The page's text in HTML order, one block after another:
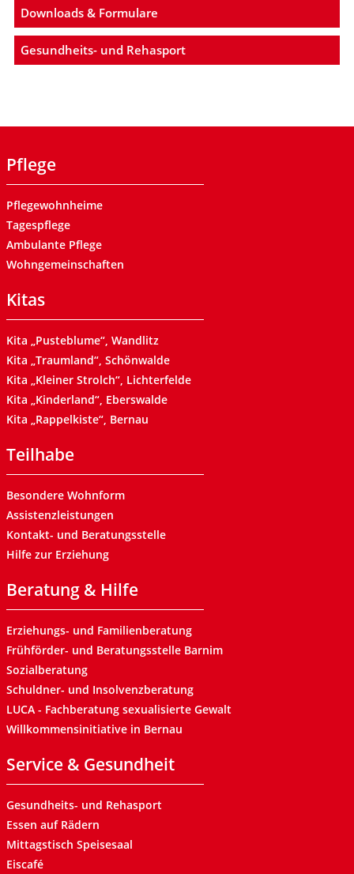
Downloads & Formulare
Gesundheits- und Rehasport
Pflege
Pflegewohnheime
Tagespflege
Ambulante Pflege
Wohngemeinschaften
Kitas
Kita „Pusteblume“, Wandlitz
Kita „Traumland“, Schönwalde
Kita „Kleiner Strolch“, Lichterfelde
Kita „Kinderland“, Eberswalde
Kita „Rappelkiste“, Bernau
Teilhabe
Besondere Wohnform
Assistenzleistungen
Kontakt- und Beratungsstelle
Hilfe zur Erziehung
Beratung & Hilfe
Erziehungs- und Familienberatung
Frühförder- und Beratungsstelle Barnim
Sozialberatung
Schuldner- und Insolvenzberatung
LUCA - Fachberatung sexualisierte Gewalt
Willkommensinitiative in Bernau
Service & Gesundheit
Gesundheits- und Rehasport
Essen auf Rädern
Mittagstisch Speisesaal
Eiscafé